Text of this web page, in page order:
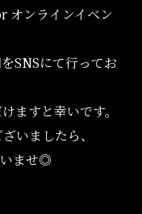
オンラインイベン
SNSにて行ってお
ますと幸いです。
いましたら、
ませ◎